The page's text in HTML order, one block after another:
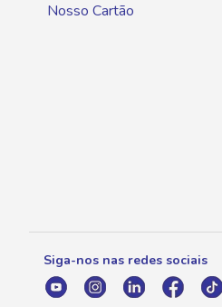
Nosso Cartão
Siga-nos nas redes sociais